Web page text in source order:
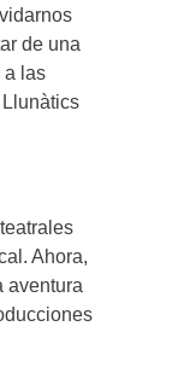
de una
a las
Ahora,
aventura